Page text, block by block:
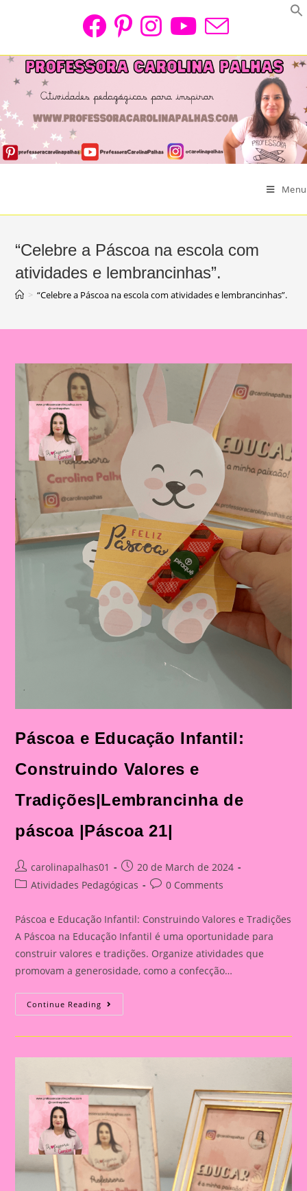
Menu
“Celebre a Páscoa na escola com
atividades e lembrancinhas”.
> “Celebre a Páscoa na escola com atividades e lembrancinhas”.
Páscoa e Educação Infantil:
Construindo Valores e
Tradições|Lembrancinha de
páscoa |Páscoa 21|
Post
author:
carolinapalhas01
Post
published:
20 de March de 2024
PostAtividades Pedagógicas
Post0 Comments
Páscoa e Educação Infantil: Construindo Valores e Tradições
A Páscoa na Educação Infantil é uma oportunidade para
construir valores e tradições. Organize atividades que
promovam a generosidade, como a confecção…
Continue Reading Páscoa
E
Infantil:
E
Tradições|Lembrancinha
Páscoa
|Páscoa
21|